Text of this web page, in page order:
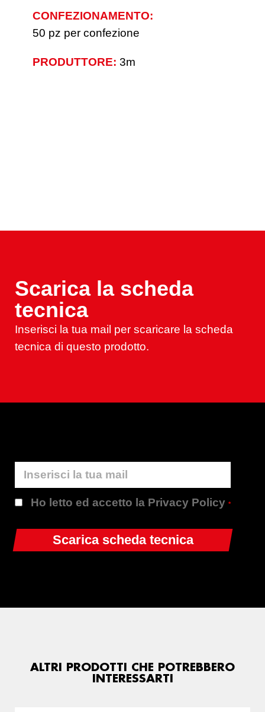
CONFEZIONAMENTO:
50 pz per confezione
PRODUTTORE: 3m
Scarica la scheda
tecnica
Inserisci la tua mail per scaricare la scheda
tecnica di questo prodotto.
Ho letto ed accetto la Privacy Policy*
ALTRI PRODOTTI CHE POTREBBERO
INTERESSARTI